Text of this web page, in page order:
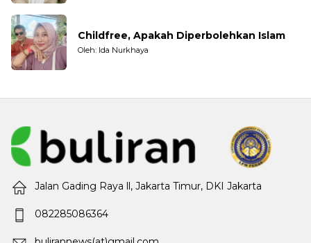
Childfree, Apakah Diperbolehkan Islam
Oleh: Ida Nurkhaya
Jalan Gading Raya ll, Jakarta Timur, DKI Jakarta
082285086364